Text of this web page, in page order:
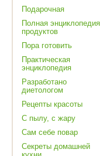
Подарочная
Полная энциклопедия
продуктов
Пора готовить
Практическая
энциклопедия
Разработано
диетологом
Рецепты красоты
С пылу, с жару
Сам себе повар
Секреты домашней